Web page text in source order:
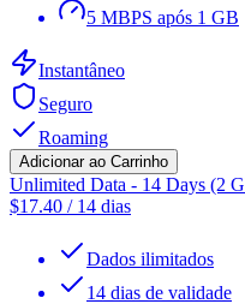
5 MBPS após 1 GB
Instantâneo
Seguro
Roaming
Adicionar ao Carrinho
Unlimited Data - 14 Days (2
$17.40 / 14 dias
Dados ilimitados
14 dias de validade